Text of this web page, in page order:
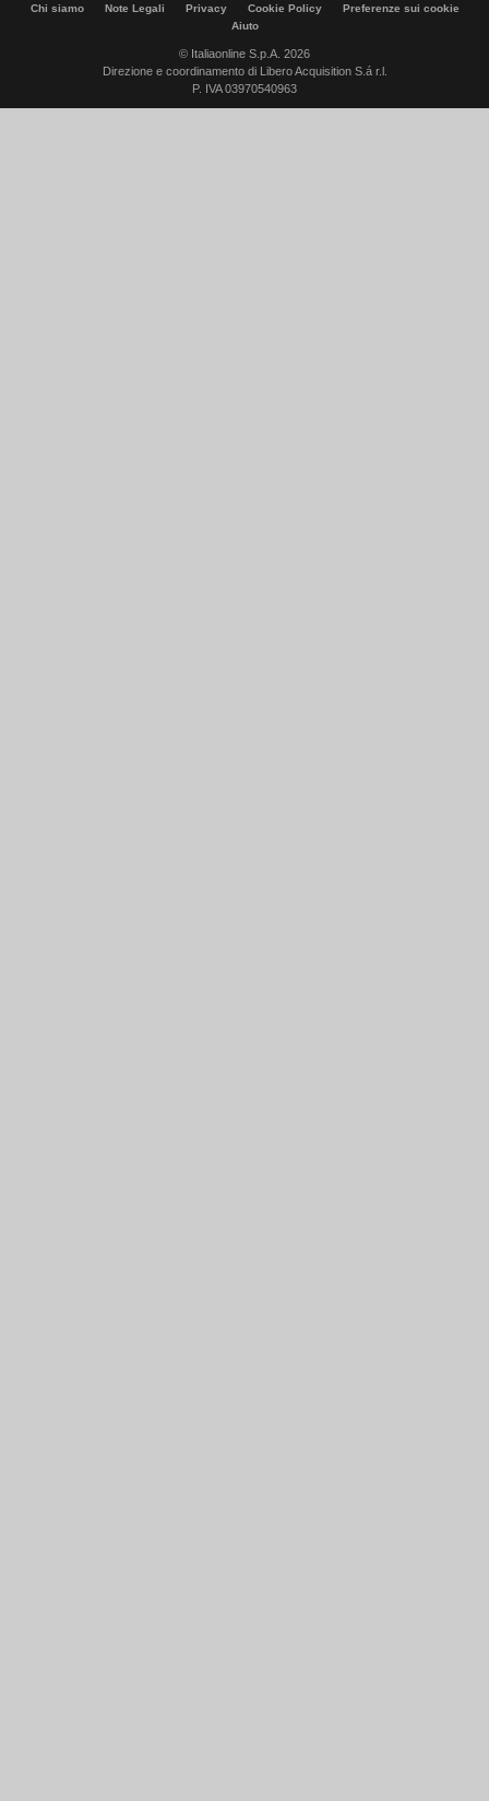
Chi siamo Note Legali Privacy Cookie Policy
Preferenze sui cookie
Aiuto
© Italiaonline S.p.A. 2026
Direzione e coordinamento di Libero Acquisition S.á r.l.
P. IVA 03970540963